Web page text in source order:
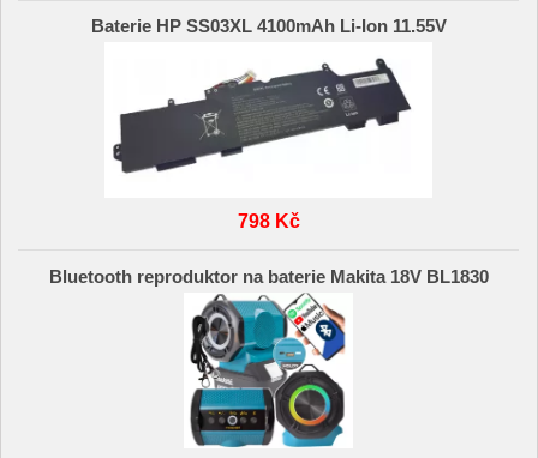
Baterie HP SS03XL 4100mAh Li-Ion 11.55V
798 Kč
Bluetooth reproduktor na baterie Makita 18V BL1830